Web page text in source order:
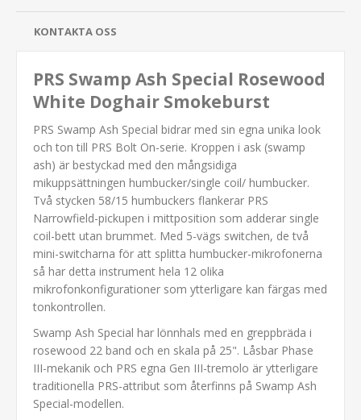
KONTAKTA OSS
PRS Swamp Ash Special Rosewood
White Doghair Smokeburst
PRS Swamp Ash Special bidrar med sin egna unika look
och ton till PRS Bolt On-serie. Kroppen i ask (swamp
ash) är bestyckad med den mångsidiga
mikuppsättningen humbucker/single coil/ humbucker.
Två stycken 58/15 humbuckers flankerar PRS
Narrowfield-pickupen i mittposition som adderar single
coil-bett utan brummet. Med 5-vägs switchen, de två
mini-switcharna för att splitta humbucker-mikrofonerna
så har detta instrument hela 12 olika
mikrofonkonfigurationer som ytterligare kan färgas med
tonkontrollen.
Swamp Ash Special har lönnhals med en greppbräda i
rosewood 22 band och en skala på 25". Låsbar Phase
III-mekanik och PRS egna Gen III-tremolo är ytterligare
traditionella PRS-attribut som återfinns på Swamp Ash
Special-modellen.